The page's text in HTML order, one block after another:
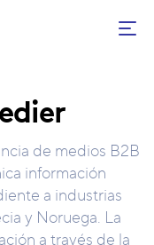
de medios B2B
información
a industrias
y Noruega. La
a través de la